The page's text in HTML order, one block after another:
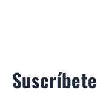
Suscríbete